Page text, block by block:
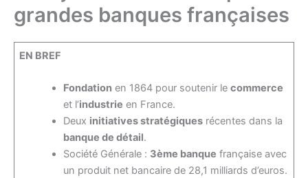
grandes banques françaises
EN BREF
Fondation en 1864 pour soutenir lecommerce
et l’industrie en France.
Deux initiatives stratégiques récentes dans la
banque de détail.
Société Générale : 3ème banque française avec
un produit net bancaire de 28,1 milliards d’euros.